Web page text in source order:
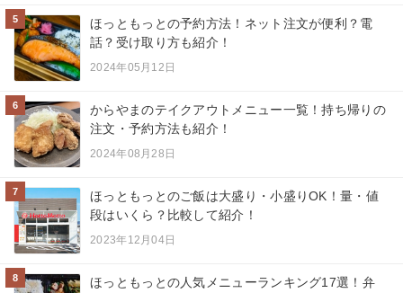
5
ほっともっとの予約方法！ネット注文が便利？電
話？受け取り方も紹介！
2024年05月12日
6
からやまのテイクアウトメニュー一覧！持ち帰りの
注文・予約方法も紹介！
2024年08月28日
7
ほっともっとのご飯は大盛り・小盛りOK！量・値
段はいくら？比較して紹介！
2023年12月04日
8
ほっともっとの人気メニューランキング17選！弁